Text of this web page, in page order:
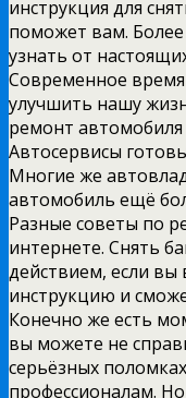
инструкция для
поможет вам.
узнать от
Современное время
улучшить нашу
ремонт автомобиля
Автосервисы
Многие же
автомобиль ещё
Разные советы по
интернете. Снять
действием, если
инструкцию и
Конечно же есть
вы можете не
серьёзных
профессионалам.